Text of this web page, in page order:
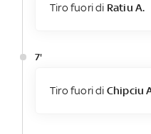
Tiro fuori di Ratiu A.
7'
Tiro fuori di Chipciu